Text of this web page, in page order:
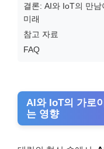
결론: AI와 IoT의 만
미래
참고 자료
FAQ
AI와 IoT의 가로
는 영향